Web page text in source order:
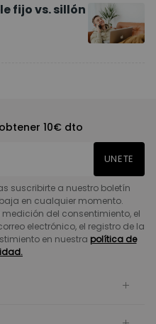
fijo vs. sillón
10€ dto
UNETE
suscribirte a nuestro boletín
en cualquier momento.
del consentimiento, el
electrónico, el registro de la
en nuestra política de